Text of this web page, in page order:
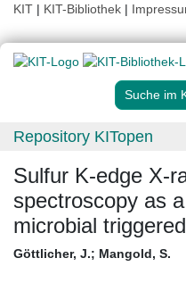
KIT | KIT-Bibliothek |
Suche im
Repository KITopen
Sulfur K-edge X-
spectroscopy as
microbial
Göttlicher, J.; Mangold, S.